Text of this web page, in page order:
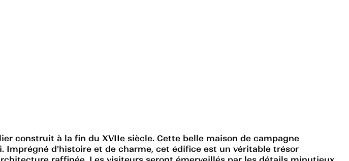
construit à la fin du XVIIe siècle. Cette belle maison de campagne
d'histoire et de charme, cet édifice est un véritable trésor